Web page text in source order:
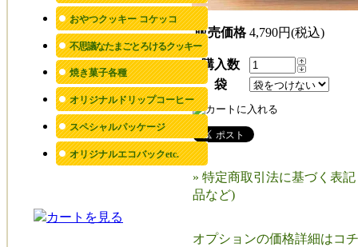
おやつクッキー コケッコ
不思議なたまごとろけるクッキー
焼き菓子各種
オリジナルドリップコーヒー
スペシャルパッケージ
オリジナルエコバックetc.
販売価格 4,790円(税込)
購入数
袋
» 特定商取引法に基づく表記
品など)
オプションの価格詳細はコ